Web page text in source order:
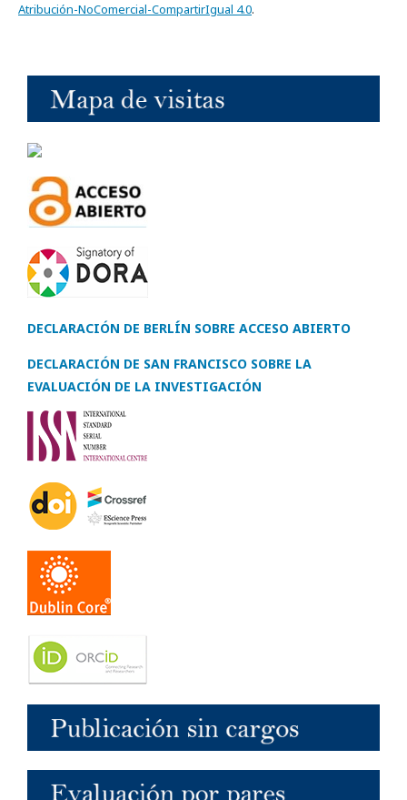
Atribución-NoComercial-CompartirIgual 4.0.
DECLARACIÓN DE BERLÍN SOBRE ACCESO ABIERTO
DECLARACIÓN DE SAN FRANCISCO SOBRE LA
EVALUACIÓN DE LA INVESTIGACIÓN